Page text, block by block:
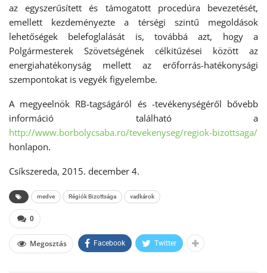
az egyszerűsített és támogatott procedúra bevezetését,
emellett kezdeményezte a térségi szintű megoldások
lehetőségek belefoglalását is, továbbá azt, hogy a
Polgármesterek Szövetségének célkitűzései között az
energiahatékonyság mellett az erőforrás-hatékonysági
szempontokat is vegyék figyelembe.
A megyeelnök RB-tagságáról és -tevékenységéről bővebb
információ található a
http://www.borbolycsaba.ro/tevekenyseg/regiok-bizottsaga/
honlapon.
Csíkszereda, 2015. december 4.
medve Régiók Bizottsága vadkárok
0
Megosztás Facebook Twitter